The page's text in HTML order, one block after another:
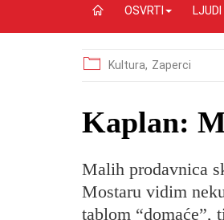
OSVRTI LJUDI
Kultura, Zaperci
​Kaplan:
Malih prodavnica
Mostaru vidim
tablom “domaće”,